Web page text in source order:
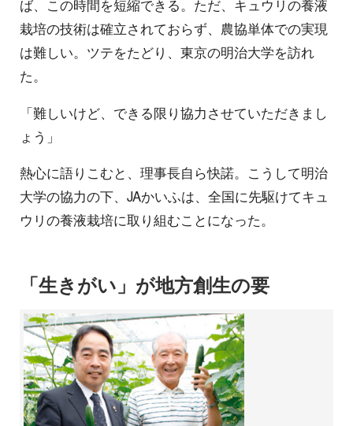
ば、この時間を短縮できる。ただ、キュウリの養液
栽培の技術は確立されておらず、農協単体での実現
は難しい。ツテをたどり、東京の明治大学を訪れ
た。
「難しいけど、できる限り協力させていただきまし
ょう」
熱心に語りこむと、理事長自ら快諾。こうして明治
大学の協力の下、JAかいふは、全国に先駆けてキュ
ウリの養液栽培に取り組むことになった。
「生きがい」が地方創生の要